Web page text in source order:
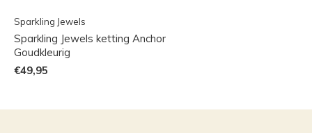
Sparkling Jewels
Sparkling Jewels ketting Anchor
Goudkleurig
€49,95